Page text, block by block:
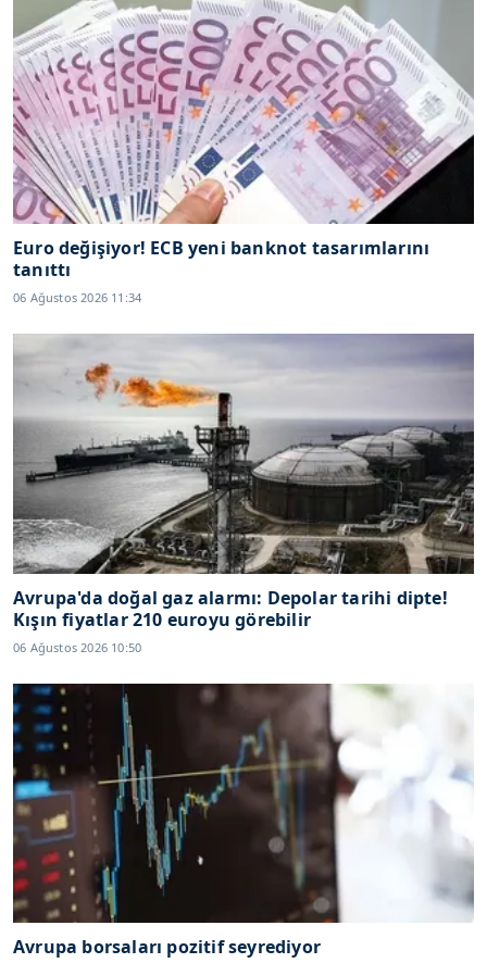
Euro değişiyor! ECB yeni banknot tasarımlarını
tanıttı
06 Ağustos 2026 11:34
Avrupa'da doğal gaz alarmı: Depolar tarihi dipte!
Kışın fiyatlar 210 euroyu görebilir
06 Ağustos 2026 10:50
Avrupa borsaları pozitif seyrediyor